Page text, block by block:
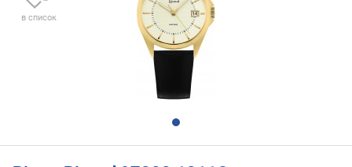
в список